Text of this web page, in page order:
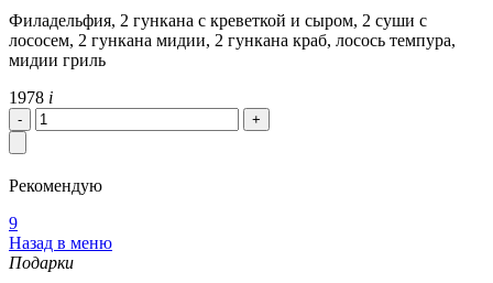
Филадельфия, 2 гункана с креветкой и сыром, 2 суши с
лососем, 2 гункана мидии, 2 гункана краб, лосось темпура,
мидии гриль
1978 i
Рекомендую
9
Назад в меню
Подарки